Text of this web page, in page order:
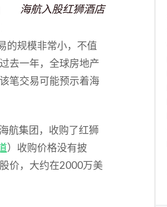
海航入股红狮酒店
的规模非常小，不值
去一年，全球房地产
笔交易可能预示着海
航集团，收购了红狮
）收购价格没有披
价，大约在2000万美